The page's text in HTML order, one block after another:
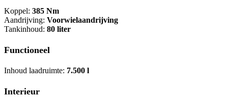
Koppel: 385 Nm
Aandrijving: Voorwielaandrijving
Tankinhoud: 80 liter
Functioneel
Inhoud laadruimte: 7.500 l
Interieur